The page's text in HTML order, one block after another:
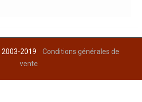
2003-2019Conditions générales de
vente